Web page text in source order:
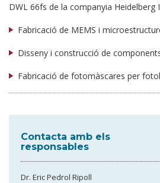
DWL 66fs de la companyia Heidelberg
Fabricació de MEMS i
Disseny i construcció de
Fabricació de fotomàscares per
Contacta amb els
responsables
Dr. Eric Pedrol Ripoll